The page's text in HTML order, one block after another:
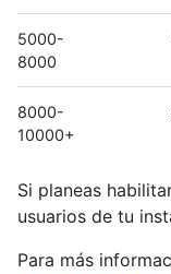
5000-
8000
8000-
10000+
Si planeas
usuarios de tu
Para más